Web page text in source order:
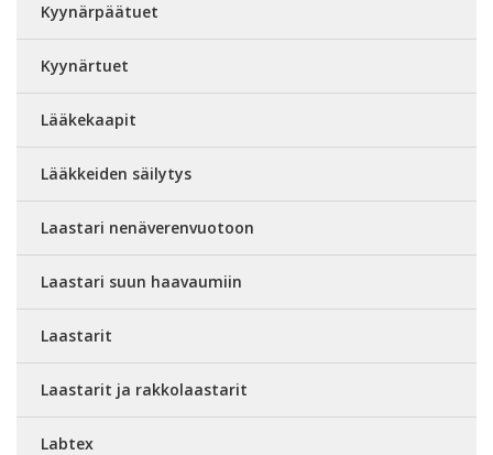
Kyynärpäätuet
Kyynärtuet
Lääkekaapit
Lääkkeiden säilytys
Laastari nenäverenvuotoon
Laastari suun haavaumiin
Laastarit
Laastarit ja rakkolaastarit
Labtex